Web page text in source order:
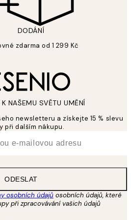
DODÁNÍ
zdarma od 1 299 Kč
NAŠEMU SVĚTU UMĚNÍ
newsletteru a získejte 15 % slevu
při dalším nákupu.
ODESLAT
osobních údajů osobních údajů, které
při zpracovávání vašich údajů